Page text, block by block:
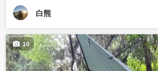
白熊
10